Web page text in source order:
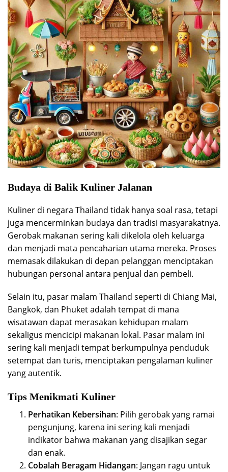
Budaya di Balik Kuliner Jalanan
Kuliner di negara Thailand tidak hanya soal rasa, tetapi
juga mencerminkan budaya dan tradisi masyarakatnya.
Gerobak makanan sering kali dikelola oleh keluarga
dan menjadi mata pencaharian utama mereka. Proses
memasak dilakukan di depan pelanggan menciptakan
hubungan personal antara penjual dan pembeli.
Selain itu, pasar malam Thailand seperti di Chiang Mai,
Bangkok, dan Phuket adalah tempat di mana
wisatawan dapat merasakan kehidupan malam
sekaligus mencicipi makanan lokal. Pasar malam ini
sering kali menjadi tempat berkumpulnya penduduk
setempat dan turis, menciptakan pengalaman kuliner
yang autentik.
Tips Menikmati Kuliner
Perhatikan Kebersihan: Pilih gerobak yang ramai
pengunjung, karena ini sering kali menjadi
indikator bahwa makanan yang disajikan segar
dan enak.
Cobalah Beragam Hidangan: Jangan ragu untuk